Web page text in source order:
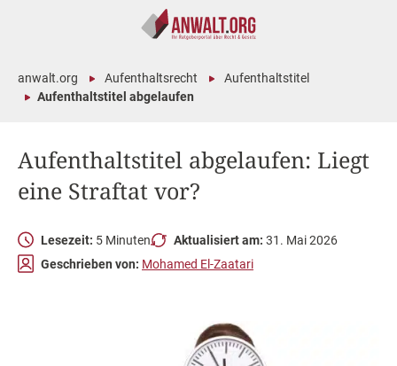
Aufenthaltstitel abgelaufen: Liegt
eine Straftat vor?
anwalt.org Aufenthaltsrecht
Aufenthaltstitel
Aufenthaltstitel abgelaufen
Lesezeit: 5 Minuten Aktualisiert am: 31. Mai 2026
Geschrieben von: Mohamed El-Zaatari